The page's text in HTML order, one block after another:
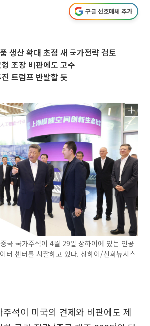
구글 선호매체 추가
생산 확대 초점 새 국가전략 검토
조장 비판에도 고수
트럼프 반발할 듯
국 국가주석이 4월 29일 상하이에 있는 인공
터 센터를 시찰하고 있다. 상하이/신화뉴시스
석이 미국의 견제와 비판에도 제